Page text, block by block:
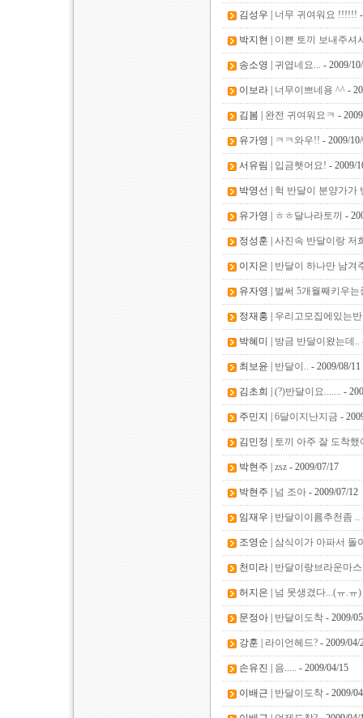
김성우 | 너무 귀여워요 !!!!!!
박지현 | 이쁜 토끼 보내주셔
송소영 | 귀엽네요... - 2009/
이보라 | 너무이쁘네용 ^^ -
김봄 | 완전 귀여워요ㅋ -
유가영 | ㅋㅋ와우!! - 2009/
서유림 | 입금햇어요! - 2009/
박영선 | 헉 반달이 분양가가
유가영 | ㅎㅎ달나라토끼 -
정성훈 | 사진속 반달이랑 저
이지은 | 반달이 하나만 남
유자영 | 벌써 5개월째키우는
정재홍 | 우리고모집에있는
박혜미 | 방금 반달이왔는데..
최보윤 | 반달이.. - 2009/08/11
김초희 | (?)반달이요....... -
주민지 | 6달이지난지금 -
김민정 | 토끼 아주 잘 도착했
박현주 | zsz - 2009/07/17
박현주 | 넘 조아 - 2009/07/12
임재우 | 반달이이름추천좀 ..
조영순 | 삼식이가 아파서 돌
천미라 | 반달이랑브라운마
허지은 | 넘 못생겼다...(ㅠ.ㅠ)
문정아 | 반달이도착 - 2009/
강훈 | 라이언헤드? - 2009/04/
손유진 | 음..... - 2009/04/15
이배근 | 반달이도착 - 2009/